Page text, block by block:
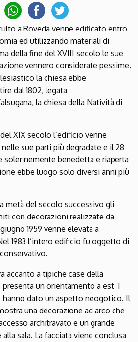
a Roveda venne edificato entro
ed utilizzando materiali di
della fine del XVIII secolo le sue
vennero considerate pessime.
la chiesa ebbe
dal 1802, legata
la chiesa della Natività di
XIX secolo l’edificio venne
sue parti più degradate e il 28
solennemente benedetta e riaperta
ebbe luogo solo diversi anni più
metà del secolo successivo gli
con decorazioni realizzate da
1959 venne elevata a
1983 l’intero edificio fu oggetto di
accanto a tipiche case della
un orientamento a est. I
hanno dato un aspetto neogotico. Il
una decorazione ad arco che
architravato e un grande
sala. La facciata viene conclusa